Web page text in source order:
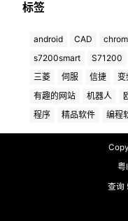
标签
android CAD
s7200smart
S71200
三菱
伺服 信捷 变
有趣的网站
机器人
程序
精品软件 编程
粤
查询